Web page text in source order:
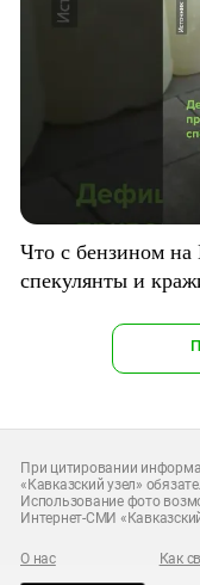
Что с бензином
спекулянты и
При цитировании
«Кавказский узел»
Использование фото
Интернет-СМИ
О нас Как